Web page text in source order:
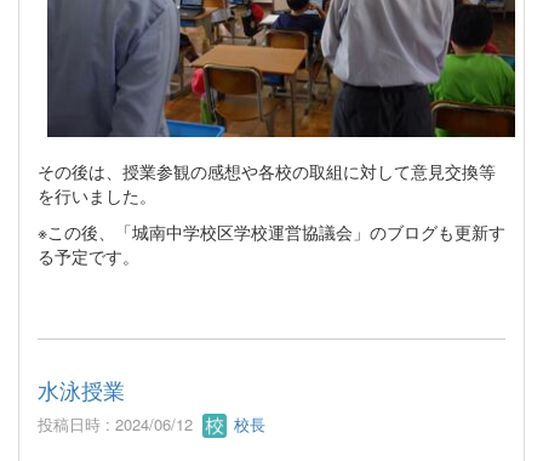
その後は、授業参観の感想や各校の取組に対して意見交換等
を行いました。
※この後、「城南中学校区学校運営協議会」のブログも更新す
る予定です。
水泳授業
投稿日時 : 2024/06/12 校長